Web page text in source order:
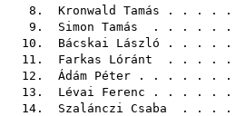
8. Kronwald Tamás . . . .
9. Simon Tamás . . . . .
10. Bácskai László . . . .
11. Farkas Lóránt . . . .
12. Ádám Péter . . . . . .
13. Lévai Ferenc . . . . .
14. Szalánczi Csaba . . . .